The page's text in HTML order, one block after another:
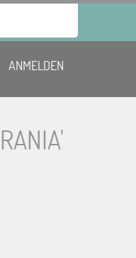
ANMELDEN